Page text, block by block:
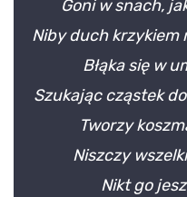
Goni w snach,
Niby duch krzykiem
Błąka się w
Szukając cząstek
Tworzy
Niszczy
Nikt go